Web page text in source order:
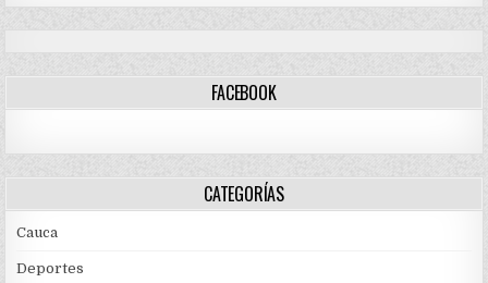
FACEBOOK
CATEGORÍAS
Cauca
Deportes